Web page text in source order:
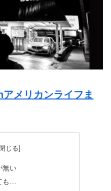
メリカンライフま
無い
も…